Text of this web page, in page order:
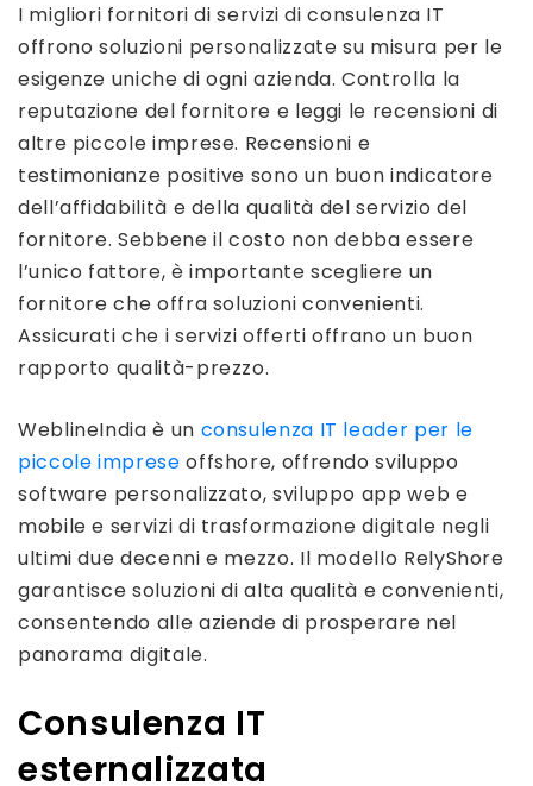
I migliori fornitori di servizi di consulenza IT
offrono soluzioni personalizzate su misura per le
esigenze uniche di ogni azienda. Controlla la
reputazione del fornitore e leggi le recensioni di
altre piccole imprese. Recensioni e
testimonianze positive sono un buon indicatore
dell’affidabilità e della qualità del servizio del
fornitore. Sebbene il costo non debba essere
l’unico fattore, è importante scegliere un
fornitore che offra soluzioni convenienti.
Assicurati che i servizi offerti offrano un buon
rapporto qualità-prezzo.
WeblineIndia è un consulenza IT leader per le
piccole imprese offshore, offrendo sviluppo
software personalizzato, sviluppo app web e
mobile e servizi di trasformazione digitale negli
ultimi due decenni e mezzo. Il modello RelyShore
garantisce soluzioni di alta qualità e convenienti,
consentendo alle aziende di prosperare nel
panorama digitale.
Consulenza IT
esternalizzata